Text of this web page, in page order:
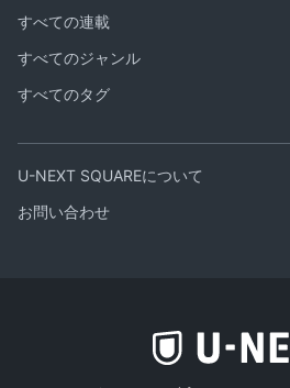
すべての連載
すべてのジャンル
すべてのタグ
U-NEXT SQUAREについて
お問い合わせ